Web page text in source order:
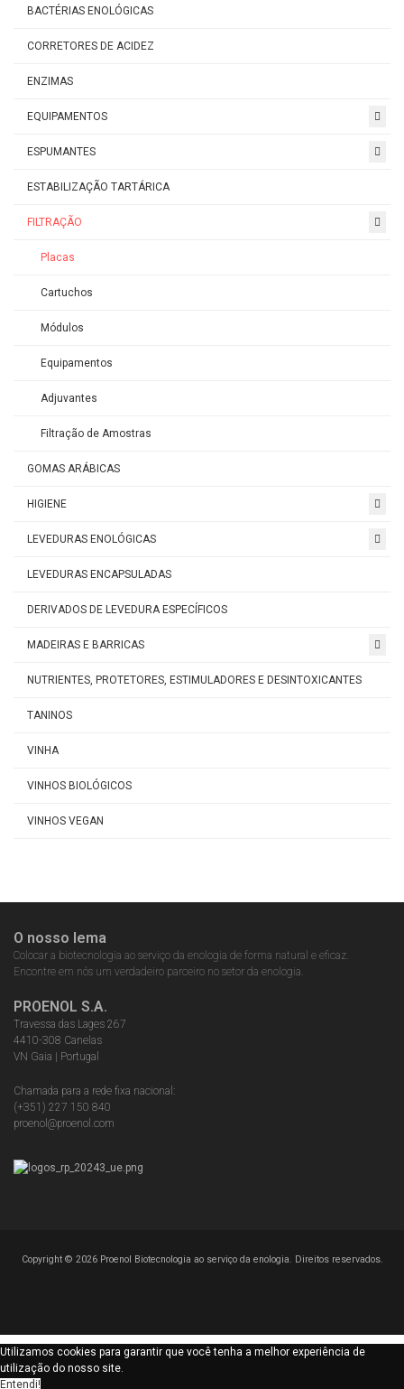
BACTÉRIAS ENOLÓGICAS
CORRETORES DE ACIDEZ
ENZIMAS
EQUIPAMENTOS
ESPUMANTES
ESTABILIZAÇÃO TARTÁRICA
FILTRAÇÃO
Placas
Cartuchos
Módulos
Equipamentos
Adjuvantes
Filtração de Amostras
GOMAS ARÁBICAS
HIGIENE
LEVEDURAS ENOLÓGICAS
LEVEDURAS ENCAPSULADAS
DERIVADOS DE LEVEDURA ESPECÍFICOS
MADEIRAS E BARRICAS
NUTRIENTES, PROTETORES, ESTIMULADORES E DESINTOXICANTES
TANINOS
VINHA
VINHOS BIOLÓGICOS
VINHOS VEGAN
O nosso lema
Colocar a biotecnologia ao serviço da enologia de forma natural e eficaz.
Encontre em nós um verdadeiro parceiro no setor da enologia.
PROENOL S.A.
Travessa das Lages 267
4410-308 Canelas
VN Gaia | Portugal
Chamada para a rede fixa nacional:
(+351) 227 150 840
proenol@proenol.com
Copyright © 2026Proenol Biotecnologia ao serviço da enologia. Direitos reservados.
Utilizamos cookies para garantir que você tenha a melhor experiência de
utilização do nosso site.
Entendi!